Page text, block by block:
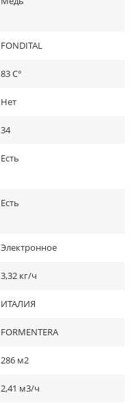
FONDITAL
83 C°
Нет
34
Есть
Есть
Электронное
3,32 кг/ч
ИТАЛИЯ
FORMENTERA
286 м2
2,41 м3/ч